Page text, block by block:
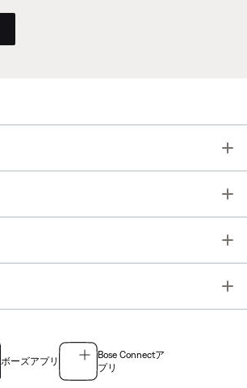
ボーズアプリ
Bose Connectア
プリ